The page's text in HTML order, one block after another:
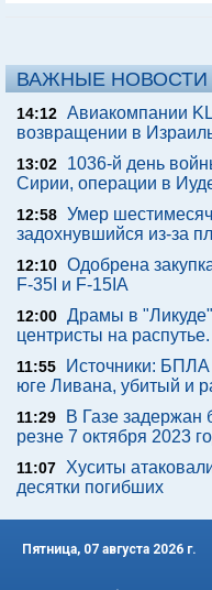
ВАЖНЫЕ НОВОСТИ
14:12 Авиакомпании
возвращении в
13:02
1036-й день
Сирии, операции в
12:58 Умер
задохнувшийся из-за
12:10 Одобрена
F-35I и F-15IA
12:00 Драмы в
центристы на
11:55
Источники:
юге Ливана, убитый и
11:29
В Газе задержан
резне 7 октября 2023
11:07 Хуситы
десятки погибших
Пятница, 07 августа 2026 г.